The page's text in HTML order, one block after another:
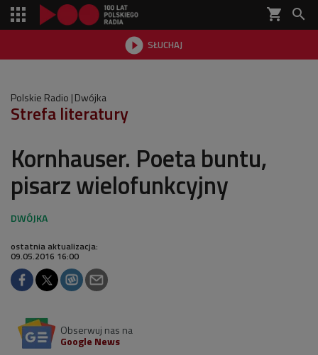
shopping_cart 
 SŁUCHAJ

Polskie Radio Dwójka
Strefa literatury
Kornhauser. Poeta buntu,
pisarz wielofunkcyjny
ostatnia aktualizacja:
09.05.2016 16:00
Obserwuj nas na
Google News